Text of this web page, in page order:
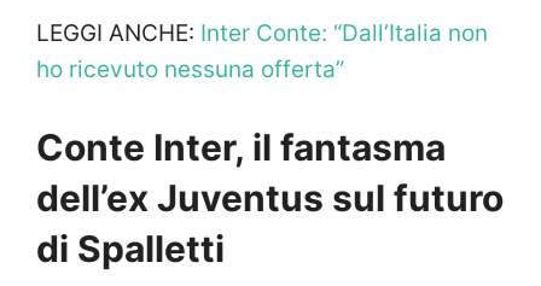
LEGGI ANCHE: Inter Conte: “Dall’Italia non
ho ricevuto nessuna offerta”
Conte Inter, il fantasma
dell’ex Juventus sul futuro
di Spalletti